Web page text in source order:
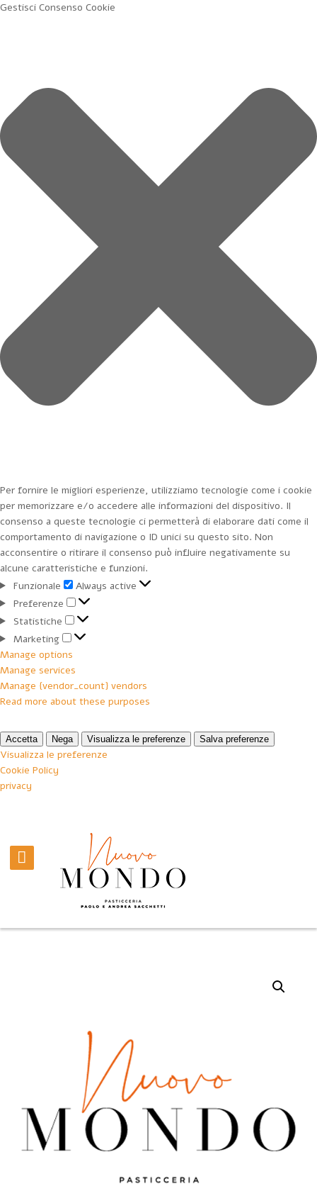
Gestisci Consenso Cookie
Per fornire le migliori esperienze, utilizziamo tecnologie come i cookie
per memorizzare e/o accedere alle informazioni del dispositivo. Il
consenso a queste tecnologie ci permetterà di elaborare dati come il
comportamento di navigazione o ID unici su questo sito. Non
acconsentire o ritirare il consenso può influire negativamente su
alcune caratteristiche e funzioni.
Funzionale
Funzionale
Always active
Preferenze
Preferenze
Statistiche
Statistiche
Marketing
Marketing
Manage options
Manage services
Manage {vendor_count} vendors
Read more about these purposes
Accetta Nega Visualizza le preferenze Salva preferenze
Visualizza le preferenze
Cookie Policy
privacy